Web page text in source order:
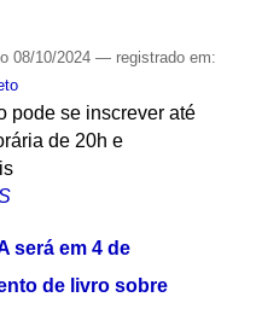
08/10/2024 — registrado em:
pode se inscrever até
de 20h e
será em 4 de
de livro sobre